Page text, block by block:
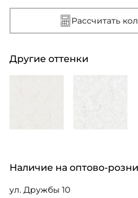
Рассчитать
Другие оттенки
Наличие на оптово-
ул. Дружбы 10